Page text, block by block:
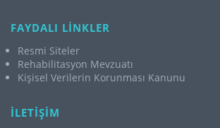
FAYDALI LİNKLER
Resmi Siteler
Rehabilitasyon Mevzuatı
Kişisel Verilerin Korunması Kanunu
İLETİŞİM